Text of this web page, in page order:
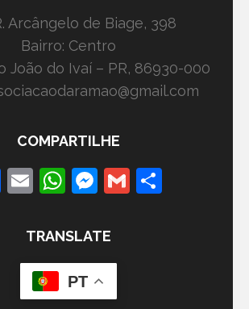
Arcângelo de Biage, 398
Bairro: Centro
João do Ivaí – PR, 86930-000
COMPARTILHE
Facebook
EmailWhatsApp
Messenger
Gmail
TRANSLATE
PT